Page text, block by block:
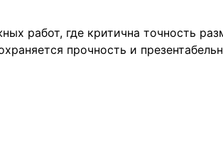
работ, где критична точность
прочность и